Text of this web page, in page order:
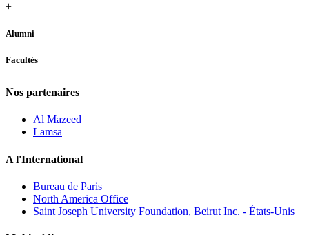
+
Alumni
Facultés
Nos partenaires
Al Mazeed
Lamsa
A l'International
Bureau de Paris
North America Office
Saint Joseph University Foundation, Beirut Inc. - États-Unis